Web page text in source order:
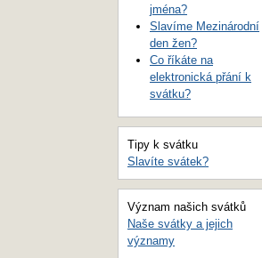
jména?
Slavíme Mezinárodní
den žen?
Co říkáte na
elektronická přání k
svátku?
Tipy k svátku
Slavíte svátek?
Význam našich svátků
Naše svátky a jejich
významy